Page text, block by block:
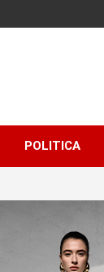
POLITICA